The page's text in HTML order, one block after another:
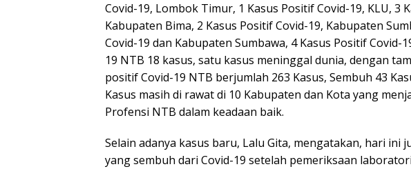
Covid-19, Lombok Timur, 1 Kasus Positif Covid-19, KLU, 3
Kabupaten Bima, 2 Kasus Positif Covid-19, Kabupaten
Covid-19 dan Kabupaten Sumbawa, 4 Kasus Positif
19 NTB 18 kasus, satu kasus meninggal dunia, dengan
positif Covid-19 NTB berjumlah 263 Kasus, Sembuh 43
Kasus masih di rawat di 10 Kabupaten dan Kota yang
Profensi NTB dalam keadaan baik.
Selain adanya kasus baru, Lalu Gita, mengatakan, hari ini
yang sembuh dari Covid-19 setelah pemeriksaan